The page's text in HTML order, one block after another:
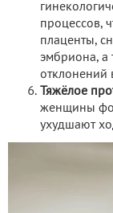
процессов,
плаценты,
эмбриона, а
отклонений
Тяжёлое
женщины
ухудшают